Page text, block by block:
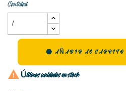
Cantidad
AÑADIR AL CARRITO
 Últimas unidades en stock